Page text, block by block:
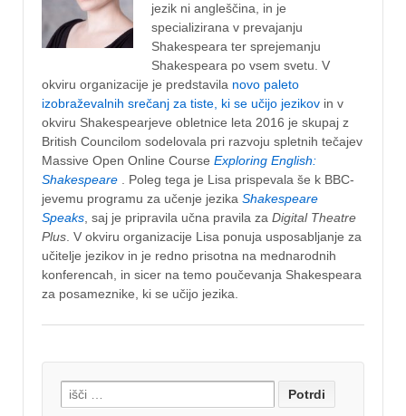
jezik ni angleščina, in je
specializirana v prevajanju
Shakespeara ter sprejemanju
Shakespeara po vsem svetu. V
okviru organizacije je predstavila novo paleto
izobraževalnih srečanj za tiste, ki se učijo jezikov in v
okviru Shakespearjeve obletnice leta 2016 je skupaj z
British Councilom sodelovala pri razvoju spletnih tečajev
Massive Open Online Course Exploring English:
Shakespeare . Poleg tega je Lisa prispevala še k BBC-
jevemu programu za učenje jezika Shakespeare
Speaks, saj je pripravila učna pravila za Digital Theatre
Plus. V okviru organizacije Lisa ponuja usposabljanje za
učitelje jezikov in je redno prisotna na mednarodnih
konferencah, in sicer na temo poučevanja Shakespeara
za posameznike, ki se učijo jezika.
Search
for: